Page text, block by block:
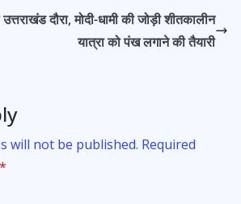
दौरा, मोदी-धामी की जोड़ी शीतकालीन
यात्रा को पंख लगाने की तैयारी
will not be published. Required
*